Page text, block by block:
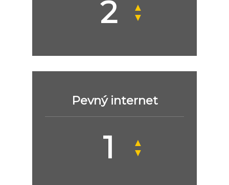
▲
▼
Pevný internet
▲
▼